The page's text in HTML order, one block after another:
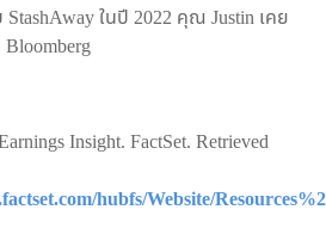
ในปี 2022 คุณ Justin เคย
Insight. FactSet. Retrieved
hubfs/Website/